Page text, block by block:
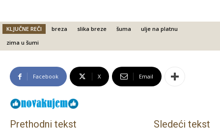
KLJUČNE REČI breza slika breze šuma
ulje na platnu
zima u šumi
Facebook X Email
Prethodni tekst Sledeći tekst